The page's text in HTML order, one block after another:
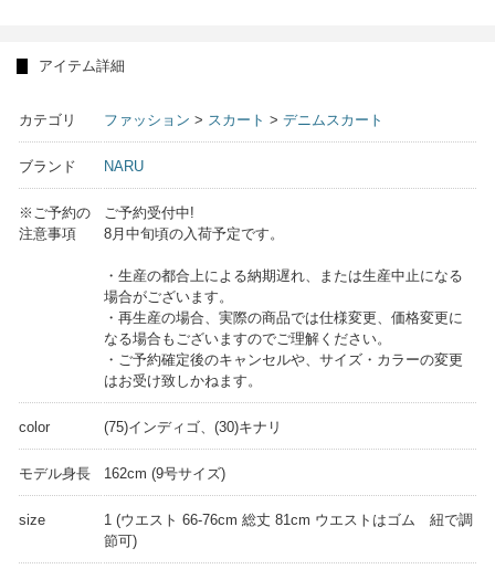
アイテム詳細
カテゴリ ファッション > スカート > デニムスカート
ブランド NARU
※ご予約の
注意事項
ご予約受付中!
8月中旬頃の入荷予定です。
・生産の都合上による納期遅れ、または生産中止になる
場合がございます。
・再生産の場合、実際の商品では仕様変更、価格変更に
なる場合もございますのでご理解ください。
・ご予約確定後のキャンセルや、サイズ・カラーの変更
はお受け致しかねます。
color (75)インディゴ、(30)キナリ
モデル身長 162cm (9号サイズ)
size
1 (ウエスト 66-76cm 総丈 81cm ウエストはゴム 紐で調
節可)